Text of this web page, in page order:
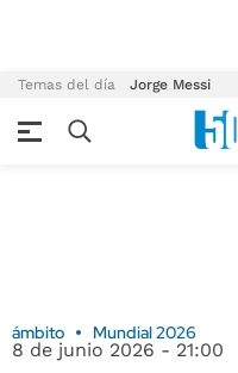
Temas del día Jorge Messi
ámbito Mundial 2026
8 de junio 2026 - 21:00